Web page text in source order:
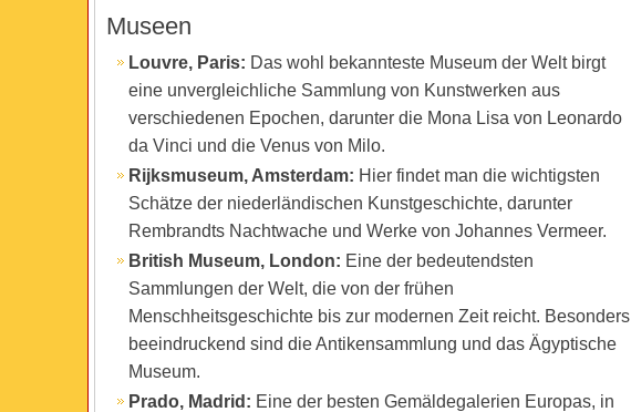
Museen
Louvre, Paris: Das wohl bekannteste Museum der Welt birgt
eine unvergleichliche Sammlung von Kunstwerken aus
verschiedenen Epochen, darunter die Mona Lisa von Leonardo
da Vinci und die Venus von Milo.
Rijksmuseum, Amsterdam: Hier findet man die wichtigsten
Schätze der niederländischen Kunstgeschichte, darunter
Rembrandts Nachtwache und Werke von Johannes Vermeer.
British Museum, London: Eine der bedeutendsten
Sammlungen der Welt, die von der frühen
Menschheitsgeschichte bis zur modernen Zeit reicht. Besonders
beeindruckend sind die Antikensammlung und das Ägyptische
Museum.
Prado, Madrid: Eine der besten Gemäldegalerien Europas, in